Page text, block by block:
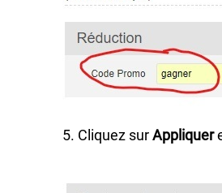
5. Cliquez surAppliquer